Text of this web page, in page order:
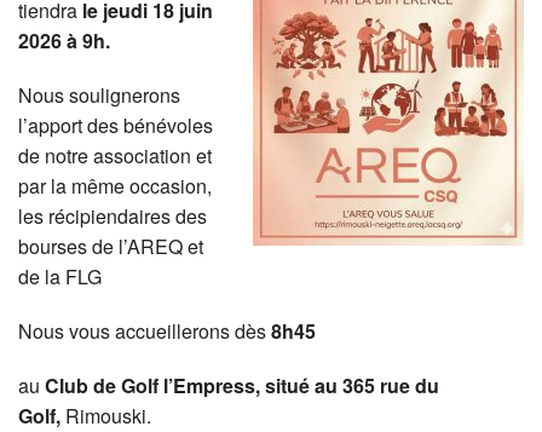
tiendra le jeudi 18 juin
2026 à 9h.
Nous soulignerons
l’apport des bénévoles
de notre association et
par la même occasion,
les récipiendaires des
bourses de l’AREQ et
de la FLG
Nous vous accueillerons dès8h45
au Club de Golf l’Empress, situé au 365 rue du
Golf, Rimouski.